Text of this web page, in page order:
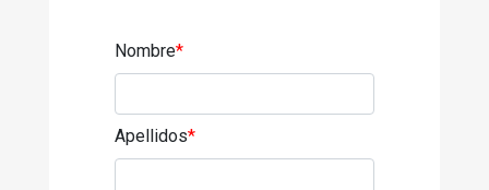
Nombre*
Apellidos*